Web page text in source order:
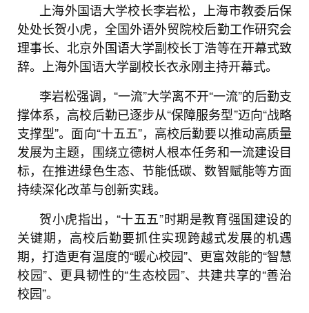
上海外国语大学校长李岩松，上海市教委后保
处处长贺小虎，全国外语外贸院校后勤工作研究会
理事长、北京外国语大学副校长丁浩等在开幕式致
辞。上海外国语大学副校长衣永刚主持开幕式。
李岩松强调，“一流”大学离不开“一流”的后勤支
撑体系，高校后勤已逐步从“保障服务型”迈向“战略
支撑型”。面向“十五五”，高校后勤要以推动高质量
发展为主题，围绕立德树人根本任务和一流建设目
标，在推进绿色生态、节能低碳、数智赋能等方面
持续深化改革与创新实践。
贺小虎指出，“十五五”时期是教育强国建设的
关键期，高校后勤要抓住实现跨越式发展的机遇
期，打造更有温度的“暖心校园”、更富效能的“智慧
校园”、更具韧性的“生态校园”、共建共享的“善治
校园”。